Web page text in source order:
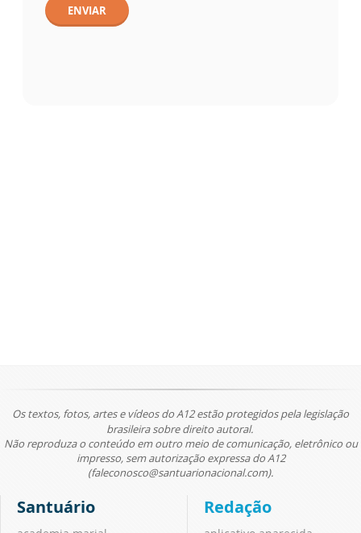
ENVIAR
Os textos, fotos, artes e vídeos do A12 estão protegidos pela legislação
brasileira sobre direito autoral.
Não reproduza o conteúdo em outro meio de comunicação, eletrônico ou
impresso, sem autorização expressa do A12
(faleconosco@santuarionacional.com).
Santuário Redação